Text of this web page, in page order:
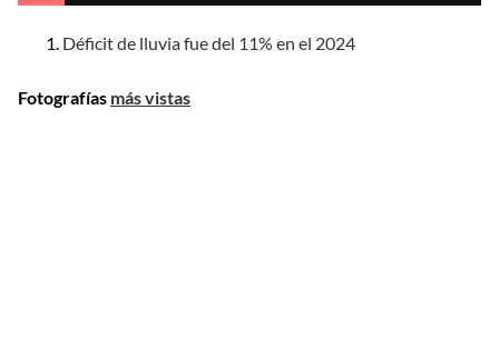
Déficit de lluvia fue del 11% en el 2024
Fotografías más vistas